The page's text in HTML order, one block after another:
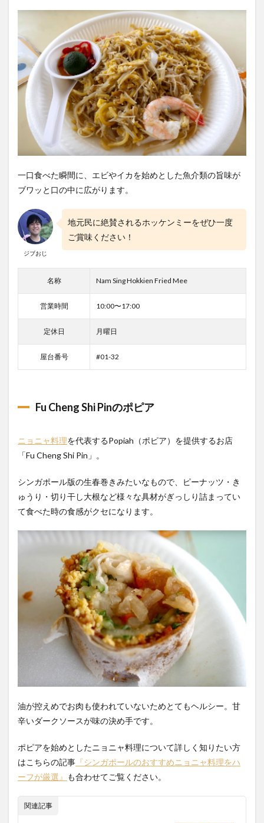
一口食べた瞬間に、エビやイカを始めとした魚介類の旨味が
ブワッと口の中に広がります。
ジブおじ
地元民に絶賛されるホッケンミーをぜひ一度
ご賞味ください！
名称 Nam Sing Hokkien Fried Mee
営業時間 10:00〜17:00
定休日 月曜日
屋台番号 #01-32
Fu Cheng Shi Pinのポピア
ニョニャ料理を代表するPopiah（ポピア）を提供するお店
「Fu Cheng Shi Pin」。
シンガポール版の生春巻きみたいなもので、ピーナッツ・き
ゅうり・切り干し大根など様々な具材がぎっしり詰まってい
て食べた時の食感がクセになります。
油が控えめでお肉も使われていないためとてもヘルシー。甘
辛いダークソースが味の決め手です。
ポピアを始めとしたニョニャ料理について詳しく知りたい方
はこちらの記事 『シンガポールのおすすめニョニャ料理をハ
ーフが厳選』 も合わせてご覧ください。
関連記事